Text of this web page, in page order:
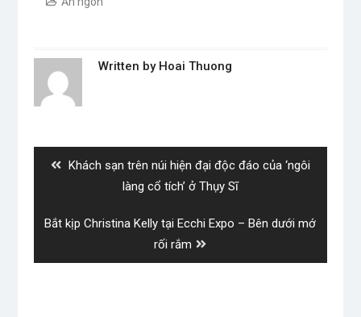
Written by Hoai Thuong
Previous
Khách sạn trên núi hiện đại độc đáo của ‘ngôi
làng cổ tích’ ở Thụy Sĩ
Next
Bắt kịp Christina Kelly tại Ecchi Expo – Bên dưới mớ
rối rắm